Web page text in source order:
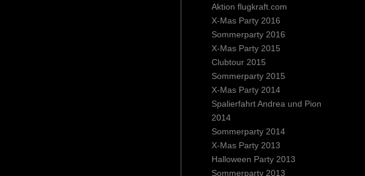
Aktion flugkraft.com
X-Mas Party 2016
Sommerparty 2016
X-Mas Party 2015
Clubtour 2015
Sommerparty 2015
X-Mas Party 2014
Spalierfahrt Andrea und Pion
2014
Sommerparty 2014
X-Mas Party 2013
Halloween Party 2013
Sommerparty 2013